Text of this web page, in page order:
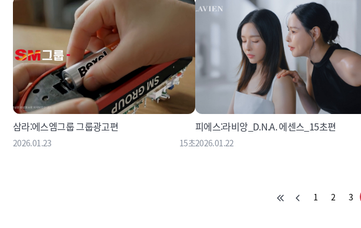
삼라:에스엠그룹 그룹광고편
2026.01.23 15초
피에스:라비앙_D.N.A. 에센스_15초편
2026.01.22
1 2 3